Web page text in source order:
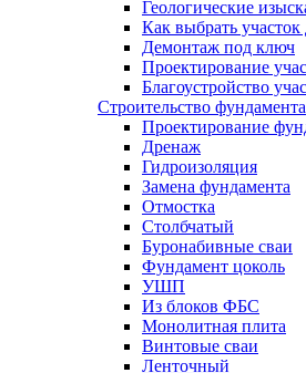
Геологические
Как выбрать участок
Демонтаж под ключ
Проектирование
Благоустройство
Строительство фундамента
Проектирование
Дренаж
Гидроизоляция
Замена фундамента
Отмостка
Столбчатый
Буронабивные сваи
Фундамент цоколь
УШП
Из блоков ФБС
Монолитная плита
Винтовые сваи
Ленточный